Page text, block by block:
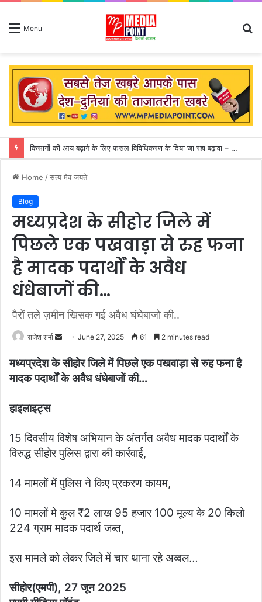
Menu
कुदरत का कहर: आकाशीय बिजली गिरने से 14 लोगों की मौत, मां के शव से लिपटकर बिलखते रहे तीन मासूम
Home /सत्य मेव जयते
Blog
मध्यप्रदेश के सीहोर जिले में
पिछले एक पखवाड़ा से रुह फना
है मादक पदार्थों के अवैध
धंधेबाजों की…
पैरों तले ज़मीन खिसक गई अवैध घंघेबाजो की..
राजेश शर्मा
n
d
m
a
June 27, 2025 61 2 minutes read
मध्यप्रदेश के सीहोर जिले में पिछले एक पखवाड़ा से रुह फना है
मादक पदार्थों के अवैध धंधेबाजों की…
हाइलाइट्स
15 दिवसीय विशेष अभियान के अंतर्गत अवैध मादक पदार्थों के
विरुद्ध सीहोर पुलिस द्वारा की कार्रवाई,
14 मामलों में पुलिस ने किए प्रकरण कायम,
10 मामलों मे कुल ₹2 लाख 95 हजार 100 मूल्य के 20 किलो
224 ग्राम मादक पदार्थ जब्त,
इस मामले को लेकर जिले में चार थाना रहे अव्वल…
सीहोर(एमपी), 27 जून 2025